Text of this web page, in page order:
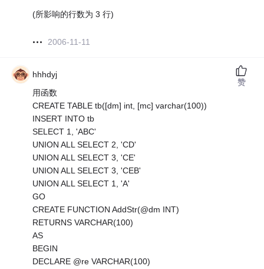
(所影响的行数为 3 行)
2006-11-11
hhhdyj
用函数
CREATE TABLE tb([dm] int, [mc] varchar(100))
INSERT INTO tb
SELECT 1, 'ABC'
UNION ALL SELECT 2, 'CD'
UNION ALL SELECT 3, 'CE'
UNION ALL SELECT 3, 'CEB'
UNION ALL SELECT 1, 'A'
GO
CREATE FUNCTION AddStr(@dm INT)
RETURNS VARCHAR(100)
AS
BEGIN
DECLARE @re VARCHAR(100)
赞